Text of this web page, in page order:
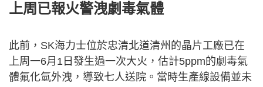
上周已報火警洩劇毒氣體
此前，SK海力士位於忠清北道清州的晶片工廠已在
上周一6月1日發生過一次大火，估計5ppm的劇毒氣
體氟化氫外洩，導致七人送院。當時生產線設備並未